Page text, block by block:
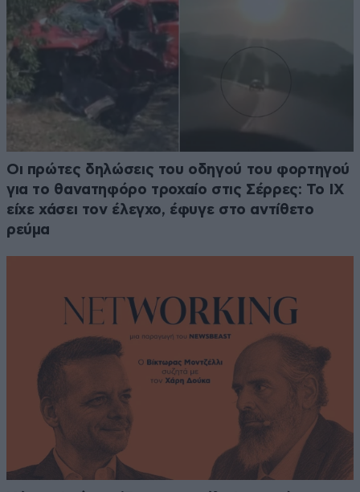
Οι πρώτες δηλώσεις του οδηγού του φορτηγού
για το θανατηφόρο τροχαίο στις Σέρρες: Το ΙΧ
είχε χάσει τον έλεγχο, έφυγε στο αντίθετο
ρεύμα